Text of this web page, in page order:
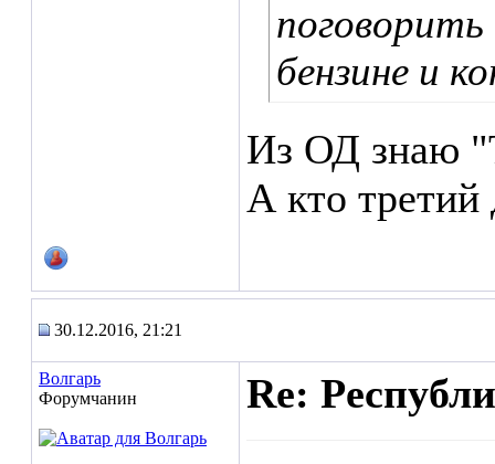
бензине и
Из ОД знаю
А кто третий
30.12.2016, 21:21
Волгарь
Форумчанин
Re: